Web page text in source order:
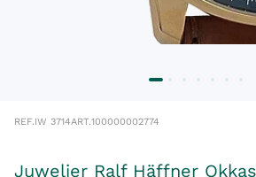
REF.IW 3714ART.100000002774
Juwelier Ralf Häffner